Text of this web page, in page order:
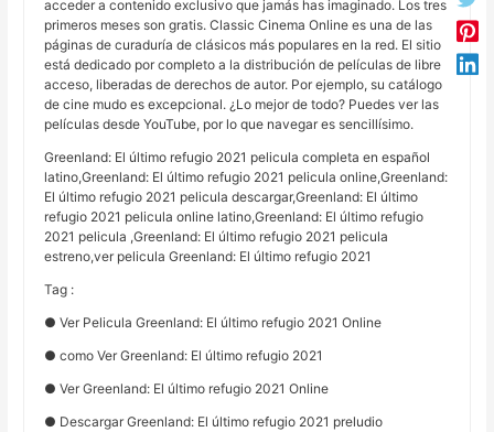
acceder a contenido exclusivo que jamás has imaginado. Los tres
primeros meses son gratis. Classic Cinema Online es una de las
páginas de curaduría de clásicos más populares en la red. El sitio
está dedicado por completo a la distribución de películas de libre
acceso, liberadas de derechos de autor. Por ejemplo, su catálogo
de cine mudo es excepcional. ¿Lo mejor de todo? Puedes ver las
películas desde YouTube, por lo que navegar es sencillísimo.
Greenland: El último refugio 2021 pelicula completa en español
latino,Greenland: El último refugio 2021 pelicula online,Greenland:
El último refugio 2021 pelicula descargar,Greenland: El último
refugio 2021 pelicula online latino,Greenland: El último refugio
2021 pelicula ,Greenland: El último refugio 2021 pelicula
estreno,ver pelicula Greenland: El último refugio 2021
Tag :
● Ver Pelicula Greenland: El último refugio 2021 Online
● como Ver Greenland: El último refugio 2021
● Ver Greenland: El último refugio 2021 Online
● Descargar Greenland: El último refugio 2021 preludio